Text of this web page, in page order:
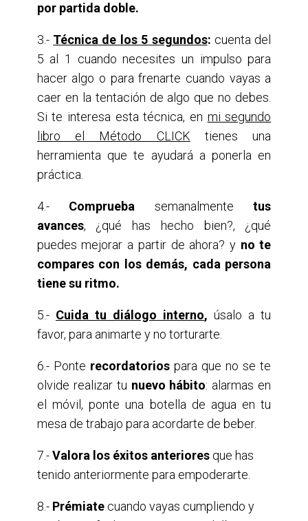
por partida doble.
3.- Técnica de los 5 segundos: cuenta del
5 al 1 cuando necesites un impulso para
hacer algo o para frenarte cuando vayas a
caer en la tentación de algo que no debes.
Si te interesa esta técnica, en mi segundo
libro el Método CLICK tienes una
herramienta que te ayudará a ponerla en
práctica.
4.- Comprueba semanalmentetus
avances, ¿qué has hecho bien?, ¿qué
puedes mejorar a partir de ahora? y no te
compares con los demás, cada persona
tiene su ritmo.
5.- Cuida tu diálogo interno, úsalo a tu
favor, para animarte y no torturarte.
6.- Ponte recordatoriospara que no se te
olvide realizar tu nuevo hábito: alarmas en
el móvil, ponte una botella de agua en tu
mesa de trabajo para acordarte de beber.
7.-Valora los éxitos anterioresque has
tenido anteriormente para empoderarte.
8.- Prémiatecuando vayas cumpliendo y